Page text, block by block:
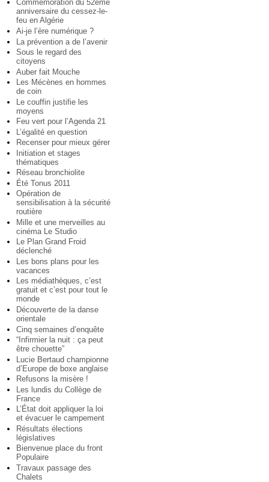
Commémoration du 52ème
anniversaire du cessez-le-
feu en Algérie
Ai-je l’ère numérique ?
La prévention a de l’avenir
Sous le regard des
citoyens
Auber fait Mouche
Les Mécènes en hommes
de coin
Le couffin justifie les
moyens
Feu vert pour l’Agenda 21
L’égalité en question
Recenser pour mieux gérer
Initiation et stages
thématiques
Réseau bronchiolite
Été Tonus 2011
Opération de
sensibilisation à la sécurité
routière
Mille et une merveilles au
cinéma Le Studio
Le Plan Grand Froid
déclenché
Les bons plans pour les
vacances
Les médiathèques, c’est
gratuit et c’est pour tout le
monde
Découverte de la danse
orientale
Cinq semaines d’enquête
“Infirmier la nuit : ça peut
être chouette”
Lucie Bertaud championne
d’Europe de boxe anglaise
Refusons la misère !
Les lundis du Collège de
France
L’État doit appliquer la loi
et évacuer le campement
Résultats élections
législatives
Bienvenue place du front
Populaire
Travaux passage des
Chalets